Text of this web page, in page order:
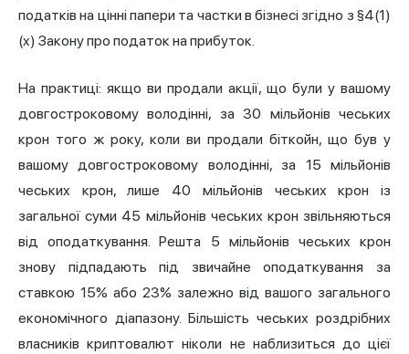
податків на цінні папери та частки в бізнесі згідно з §4(1)
(x) Закону про податок на прибуток.
На практиці: якщо ви продали акції, що були у вашому
довгостроковому володінні, за 30 мільйонів чеських
крон того ж року, коли ви продали біткойн, що був у
вашому довгостроковому володінні, за 15 мільйонів
чеських крон, лише 40 мільйонів чеських крон із
загальної суми 45 мільйонів чеських крон звільняються
від оподаткування. Решта 5 мільйонів чеських крон
знову підпадають під звичайне оподаткування за
ставкою 15% або 23% залежно від вашого загального
економічного діапазону. Більшість чеських роздрібних
власників криптовалют ніколи не наблизиться до цієї